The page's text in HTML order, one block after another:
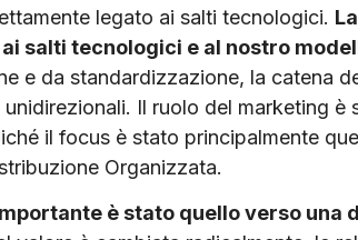
legato ai salti tecnologici.
salti tecnologici e al nostro
e da standardizzazione, la catena
Il ruolo del marketing
il focus è stato principalmente
Organizzata.
è stato quello verso una